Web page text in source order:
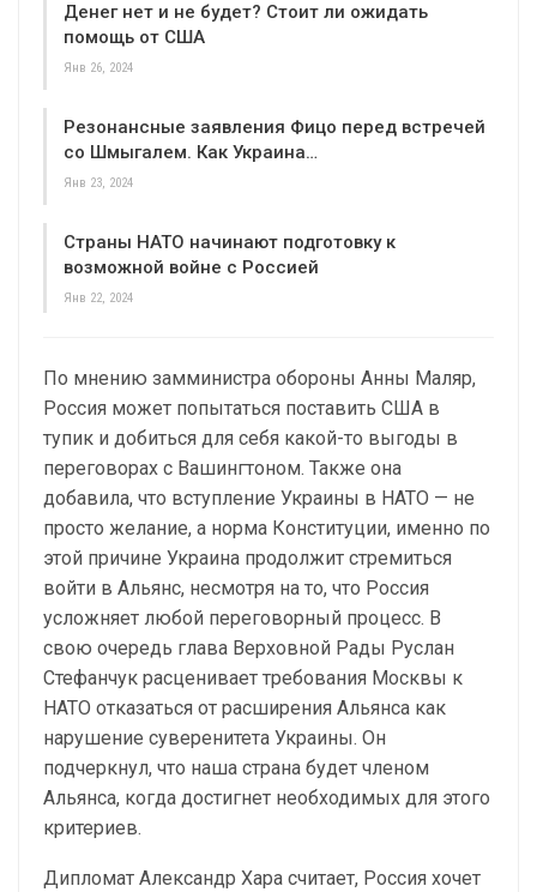
Денег нет и не будет? Стоит ли ожидать
помощь от США
Янв 26, 2024
Резонансные заявления Фицо перед встречей
со Шмыгалем. Как Украина…
Янв 23, 2024
Страны НАТО начинают подготовку к
возможной войне с Россией
Янв 22, 2024
По мнению замминистра обороны Анны Маляр,
Россия может попытаться поставить США в
тупик и добиться для себя какой-то выгоды в
переговорах с Вашингтоном. Также она
добавила, что вступление Украины в НАТО — не
просто желание, а норма Конституции, именно по
этой причине Украина продолжит стремиться
войти в Альянс, несмотря на то, что Россия
усложняет любой переговорный процесс. В
свою очередь глава Верховной Рады Руслан
Стефанчук расценивает требования Москвы к
НАТО отказаться от расширения Альянса как
нарушение суверенитета Украины. Он
подчеркнул, что наша страна будет членом
Альянса, когда достигнет необходимых для этого
критериев.
Дипломат Александр Хара считает, Россия хочет